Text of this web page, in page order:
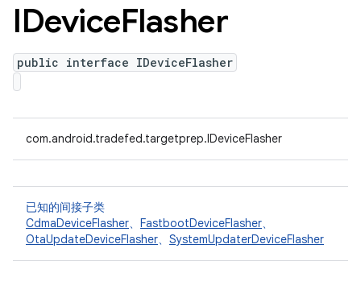
IDeviceFlasher
public interface IDeviceFlasher
com.android.tradefed.targetprep.IDeviceFlasher
已知的间接子类
CdmaDeviceFlasher、 FastbootDeviceFlasher、
OtaUpdateDeviceFlasher、 SystemUpdaterDeviceFlasher